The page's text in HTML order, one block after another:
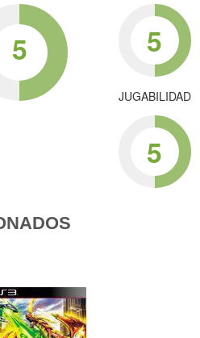
5 5
JUGABILIDAD
5